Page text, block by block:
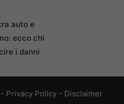
auto e
ecco chi
i danni
- Privacy Policy - Disclaimer